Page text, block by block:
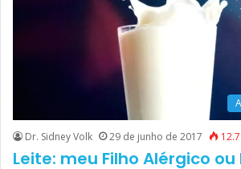
Dr. Sidney Volk 29 de junho de 2017
Leite: meu Filho Alérgico